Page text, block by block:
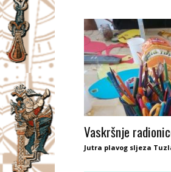
Vaskršnje
Jutra plavog sljeza